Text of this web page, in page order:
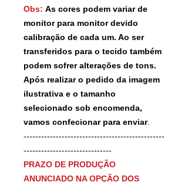
Obs: As cores podem variar de
monitor para monitor devido
calibração de cada um. Ao ser
transferidos para o tecido também
podem sofrer alterações de tons.
Após realizar o pedido da imagem
ilustrativa e o tamanho
selecionado sob encomenda,
vamos confecionar para enviar.
------------------------------------------------
------------------------------
PRAZO DE PRODUÇÃO
ANUNCIADO NA OPÇÃO DOS